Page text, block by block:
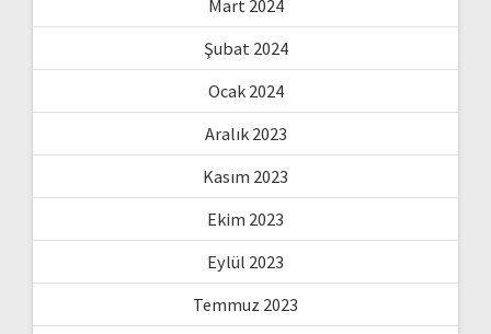
Mart 2024
Şubat 2024
Ocak 2024
Aralık 2023
Kasım 2023
Ekim 2023
Eylül 2023
Temmuz 2023